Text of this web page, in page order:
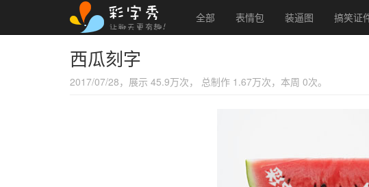
全部 表情包 装逼图 搞笑证
西瓜刻字
2017/07/28，展示 45.9万次， 总制作 1.67万次，本周 0次。